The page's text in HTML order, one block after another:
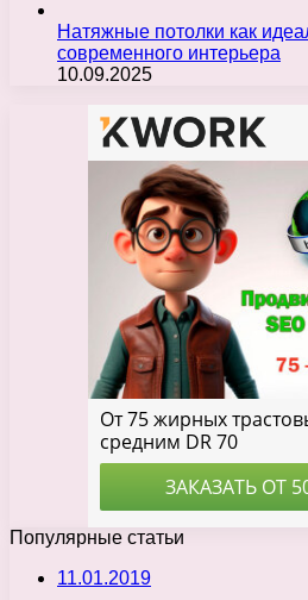
Натяжные потолки как
современного интерьера
10.09.2025
Популярные статьи
11.01.2019